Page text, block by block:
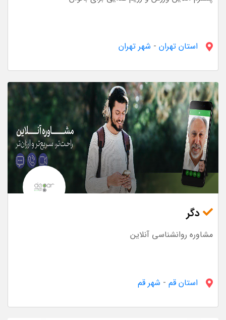
استان تهران - شهر تهران
دگر
مشاوره روانشناسی آنلاین
استان قم - شهر قم